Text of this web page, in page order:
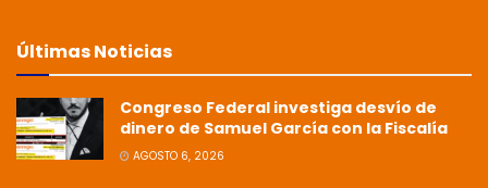
Últimas Noticias
Congreso Federal investiga desvío de
dinero de Samuel García con la Fiscalía
AGOSTO 6, 2026